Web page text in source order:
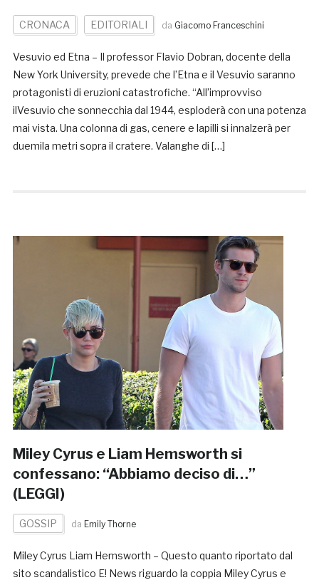
CRONACA EDITORIALI da Giacomo Franceschini
Vesuvio ed Etna – Il professor Flavio Dobran, docente della
New York University, prevede che l’Etna e il Vesuvio saranno
protagonisti di eruzioni catastrofiche. “All’improvviso
ilVesuvio che sonnecchia dal 1944, esploderà con una potenza
mai vista. Una colonna di gas, cenere e lapilli si innalzerà per
duemila metri sopra il cratere. Valanghe di […]
Miley Cyrus e Liam Hemsworth si
confessano: “Abbiamo deciso di…”
(LEGGI)
GOSSIP da Emily Thorne
Miley Cyrus Liam Hemsworth – Questo quanto riportato dal
sito scandalistico E! News riguardo la coppia Miley Cyrus e